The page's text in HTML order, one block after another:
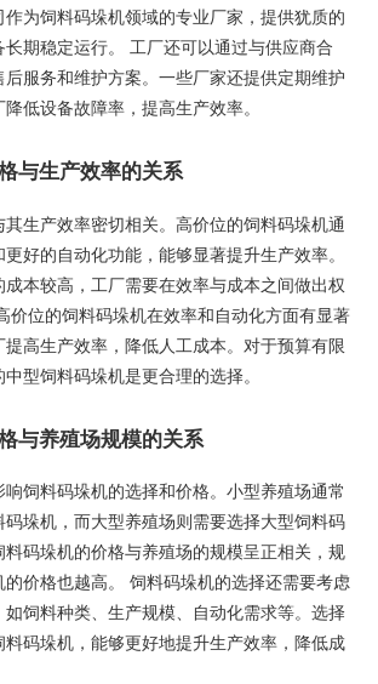
为饲料码垛机领域的专业厂家，提供犹质的
期稳定运行。 工厂还可以通过与供应商合
服务和维护方案。一些厂家还提供定期维护
低设备故障率，提高生产效率。
与生产效率的关系
生产效率密切相关。高价位的饲料码垛机通
好的自动化功能，能够显著提升生产效率。
本较高，工厂需要在效率与成本之间做出权
价位的饲料码垛机在效率和自动化方面有显著
高生产效率，降低人工成本。对于预算有限
型饲料码垛机是更合理的选择。
与养殖场规模的关系
饲料码垛机的选择和价格。小型养殖场通常
垛机，而大型养殖场则需要选择大型饲料码
码垛机的价格与养殖场的规模呈正相关，规
价格也越高。 饲料码垛机的选择还需要考虑
饲料种类、生产规模、自动化需求等。选择
码垛机，能够更好地提升生产效率，降低成